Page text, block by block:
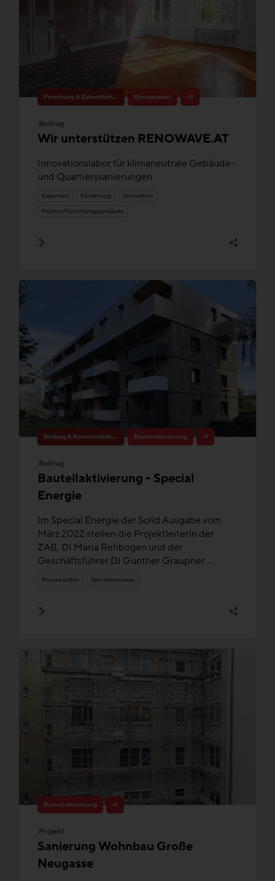
Forschung & Zukunftsthemen Klimawandel +3
Beitrag
Wir unterstützen RENOWAVE.AT
Innovationslabor für klimaneutrale Gebäude-
und Quartierssanierungen
Experten Förderung
Innovation
Muster/Forschungsgebäude
Bildung & Kommunikation Bauteilaktivierung +1
Beitrag
Bauteilaktivierung - Special
Energie
Im Special Energie der Solid Ausgabe vom
März 2022 stellen die Projektleiterin der
ZAB, DI Maria Rehbogen und der
Geschäftsführer DI Gunther Graupner ...
Pressearchiv Speichermasse
Bauteilaktivierung +1
Projekt
Sanierung Wohnbau Große
Neugasse